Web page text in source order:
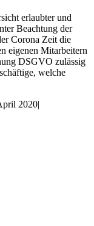
erlaubter und
Beachtung der
Corona Zeit die
eigenen Mitarbeitern
DSGVO zulässig
welche
2020|